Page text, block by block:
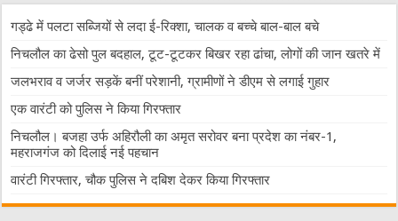
गड्ढे में पलटा सब्जियों से लदा ई-रिक्शा, चालक व बच्चे बाल-बाल बचे
निचलौल का ढेसो पुल बदहाल, टूट-टूटकर बिखर रहा ढांचा, लोगों की जान खतरे में
जलभराव व जर्जर सड़कें बनीं परेशानी, ग्रामीणों ने डीएम से लगाई गुहार
एक वारंटी को पुलिस ने किया गिरफ्तार
निचलौल। बजहा उर्फ अहिरौली का अमृत सरोवर बना प्रदेश का नंबर-1,
महराजगंज को दिलाई नई पहचान
वारंटी गिरफ्तार, चौक पुलिस ने दबिश देकर किया गिरफ्तार